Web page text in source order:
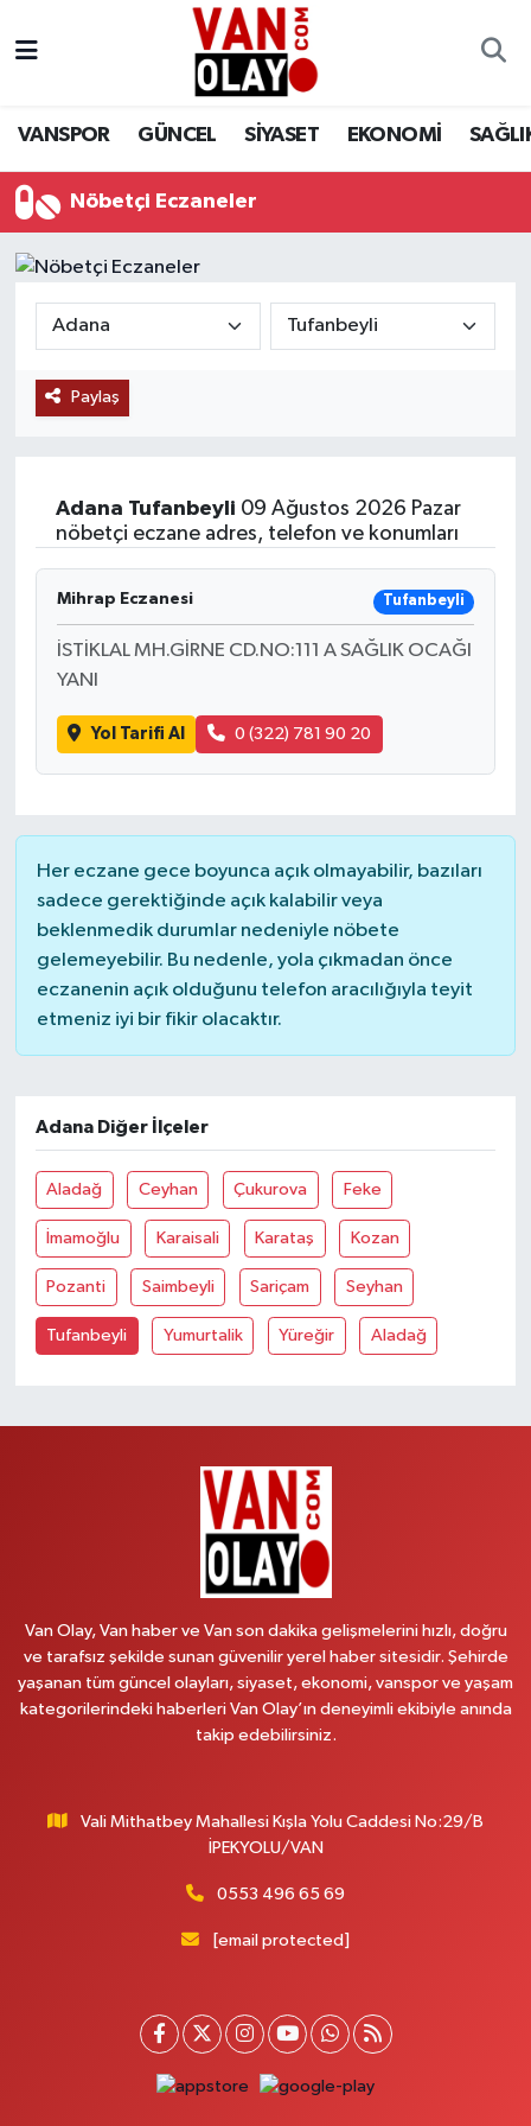
VANSPOR GÜNCEL SİYASET EKONOMİ
Nöbetçi Eczaneler
Paylaş
Adana Tufanbeyli 09 Ağustos 2026 Pazar
nöbetçi eczane adres, telefon ve konumları
Mihrap Eczanesi Tufanbeyli
İSTİKLAL MH.GİRNE CD.NO:111 A SAĞLIK OCAĞI
YANI
Yol Tarifi Al 0 (322) 781 90 20
Her eczane gece boyunca açık olmayabilir, bazıları
sadece gerektiğinde açık kalabilir veya
beklenmedik durumlar nedeniyle nöbete
gelemeyebilir. Bu nedenle, yola çıkmadan önce
eczanenin açık olduğunu telefon aracılığıyla teyit
etmeniz iyi bir fikir olacaktır.
Adana Diğer İlçeler
Aladağ Ceyhan Çukurova Feke
İmamoğlu Karaisali Karataş Kozan
Pozanti Saimbeyli Sariçam Seyhan
Tufanbeyli Yumurtalik Yüreğir Aladağ
Van Olay, Van haber ve Van son dakika gelişmelerini hızlı, doğru
ve tarafsız şekilde sunan güvenilir yerel haber sitesidir. Şehirde
yaşanan tüm güncel olayları, siyaset, ekonomi, vanspor ve yaşam
kategorilerindeki haberleri Van Olay’ın deneyimli ekibiyle anında
takip edebilirsiniz.
Vali Mithatbey Mahallesi Kışla Yolu Caddesi No:29/B
İPEKYOLU/VAN
0553 496 65 69
[email protected]
Siyaset
Ekonomi
Sağlık
Eğitim
Dünya
RESMİ İLANLAR
Van Nöbetçi Eczaneler
Van Namaz Vakitleri
Van Trafik Yoğunluk Haritası
Süper Lig Puan Durumu ve Fikstür
Tüm Manşetler
Haber Arşivi